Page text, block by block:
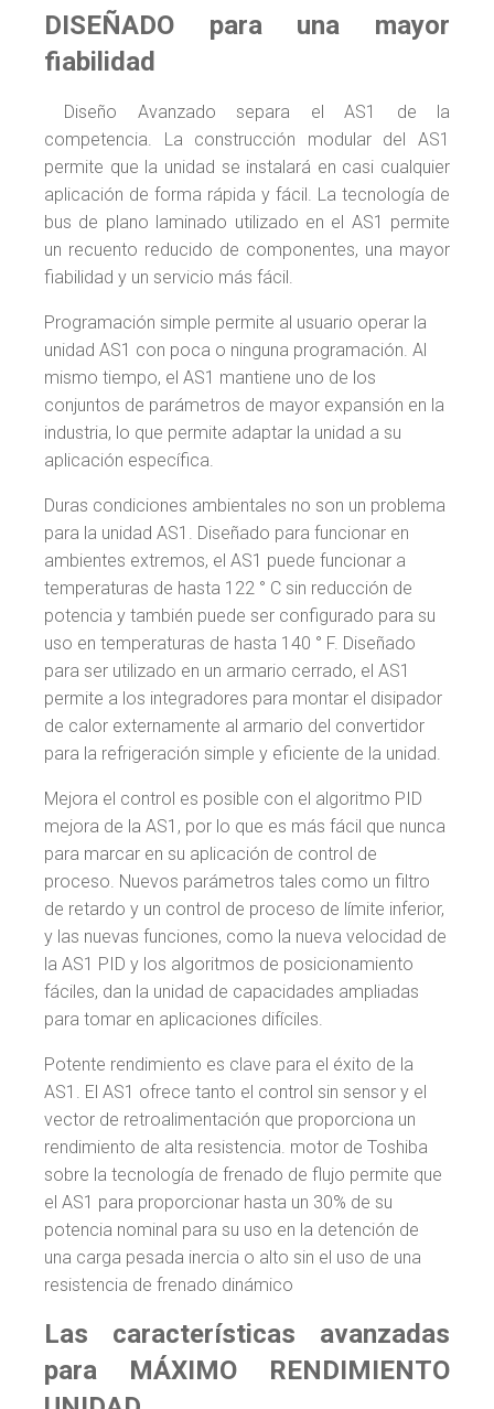
DISEÑADO para una mayor
fiabilidad
Diseño Avanzado separa el AS1 de la
competencia. La construcción modular del AS1
permite que la unidad se instalará en casi cualquier
aplicación de forma rápida y fácil. La tecnología de
bus de plano laminado utilizado en el AS1 permite
un recuento reducido de componentes, una mayor
fiabilidad y un servicio más fácil.
Programación simple permite al usuario operar la
unidad AS1 con poca o ninguna programación. Al
mismo tiempo, el AS1 mantiene uno de los
conjuntos de parámetros de mayor expansión en la
industria, lo que permite adaptar la unidad a su
aplicación específica.
Duras condiciones ambientales no son un problema
para la unidad AS1. Diseñado para funcionar en
ambientes extremos, el AS1 puede funcionar a
temperaturas de hasta 122 ° C sin reducción de
potencia y también puede ser configurado para su
uso en temperaturas de hasta 140 ° F. Diseñado
para ser utilizado en un armario cerrado, el AS1
permite a los integradores para montar el disipador
de calor externamente al armario del convertidor
para la refrigeración simple y eficiente de la unidad.
Mejora el control es posible con el algoritmo PID
mejora de la AS1, por lo que es más fácil que nunca
para marcar en su aplicación de control de
proceso. Nuevos parámetros tales como un filtro
de retardo y un control de proceso de límite inferior,
y las nuevas funciones, como la nueva velocidad de
la AS1 PID y los algoritmos de posicionamiento
fáciles, dan la unidad de capacidades ampliadas
para tomar en aplicaciones difíciles.
Potente rendimiento es clave para el éxito de la
AS1. El AS1 ofrece tanto el control sin sensor y el
vector de retroalimentación que proporciona un
rendimiento de alta resistencia. motor de Toshiba
sobre la tecnología de frenado de flujo permite que
el AS1 para proporcionar hasta un 30% de su
potencia nominal para su uso en la detención de
una carga pesada inercia o alto sin el uso de una
resistencia de frenado dinámico
Las características avanzadas
para MÁXIMO RENDIMIENTO